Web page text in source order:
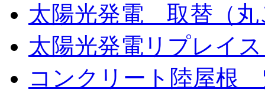
太陽光発電 取替（丸
太陽光発電リプレイ
コンクリート陸屋根